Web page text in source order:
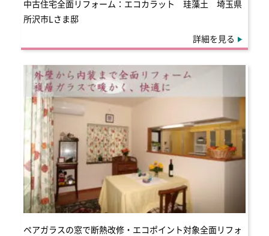
中古住宅全面リフォーム：エコカラット 珪藻土 埼玉県
所沢市Lさま邸
詳細を見る
ペアガラスの窓で断熱改修・エコポイント対象全面リフォ